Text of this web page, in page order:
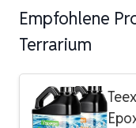
Empfohlene
Terrarium